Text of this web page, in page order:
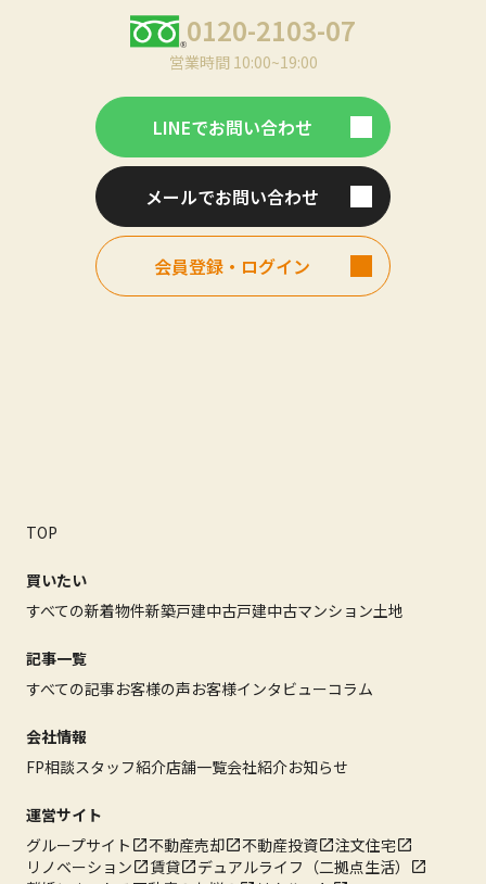
0120-2103-07
営業時間 10:00~19:00
LINEでお問い合わせ
メールでお問い合わせ
会員登録・ログイン
TOP
買いたい
すべての新着物件新築戸建中古戸建中古マンション土地
記事一覧
すべての記事お客様の声お客様インタビューコラム
会社情報
FP相談スタッフ紹介店舗一覧会社紹介お知らせ
運営サイト
グループサイト
不動産売却 不動産投資
注文住宅
リノベーション
賃貸
デュアルライフ（二拠点生活）